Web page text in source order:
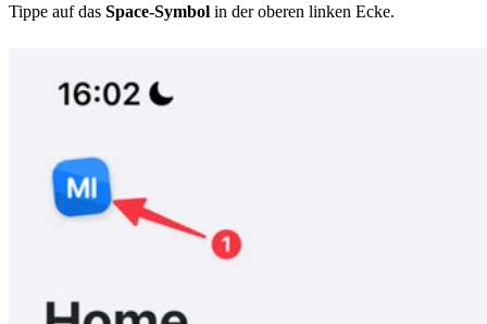
Tippe auf das Space-Symbol in der oberen linken Ecke.